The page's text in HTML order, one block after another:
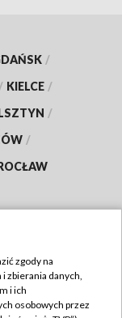
/
/ KIELCE /
/
/
zgody na
zbierania danych,
i ich
osobowych przez